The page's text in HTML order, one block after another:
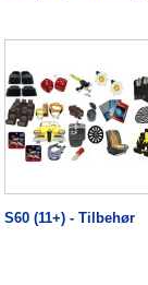
S60 (11+) - Tilbehør